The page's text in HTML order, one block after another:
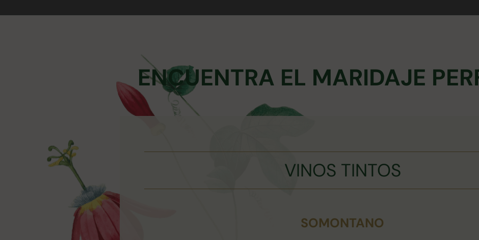
ENCUENTRA EL MARIDAJE
VINOS TINTOS
SOMONTANO